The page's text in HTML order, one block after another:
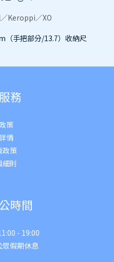
／Keroppi／XO
（手把部分/13.7）收納尺
務
策
情
政策
細則
時間
- 19:00
眾假期休息